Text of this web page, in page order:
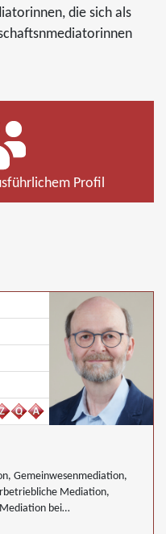
die sich als
Profil
Gemeinwesenmediation,
Mediation,
bei
Bereich,